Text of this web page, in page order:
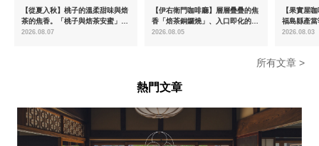
【從夏入秋】桃子的溫柔甜味與焙
茶的焦香。「桃子與焙茶安蜜」將
於8月中旬起限時販售
2026.08.07
【伊右衛門咖啡廳】層層疊疊的焦
香「焙茶銅鑼燒」、入口即化的
「宇治抹茶提拉米蘇」全新登場
2026.08.05
【果實屋
福島縣產
2026.08.03
所有文章 >
熱門文章